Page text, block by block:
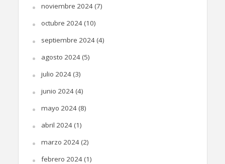
noviembre 2024(7)
octubre 2024(10)
septiembre 2024(4)
agosto 2024(5)
julio 2024(3)
junio 2024(4)
mayo 2024(8)
abril 2024(1)
marzo 2024(2)
febrero 2024(1)